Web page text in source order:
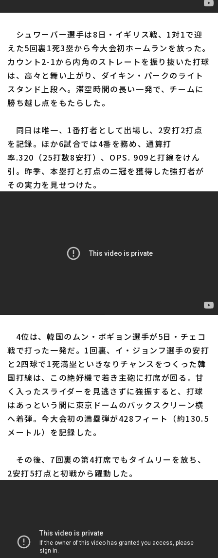
シュワーバー選手は8日・イギリス戦、1対1で迎
えた5回裏1死3塁から今大会初ホームランを放った。
カウント2-1から内角のストレートを振り抜いた打球
は、高々と舞い上がり、ダイキン・パークのライト
スタンド上段へ。滞空時間の長い一発で、チームに
勝ち越し点をもたらした。
同日は唯一、1番打者として出場し、2安打2打点
を記録。ほか6試合では4番を務め、通算打
率.320（25打数8安打）、OPS. 909と打線をけん
引。昨季、本塁打と打点の二冠を獲得した強打者が
その実力を見せつけた。
4位は、韓国のムン・ボギョン選手が5日・チェコ
戦で打った一発だ。1回裏、イ・ジョンフ選手の安打
と2四球で1死満塁といきなりチャンスをつくった韓
国打線は、この絶好機で若き主砲に打席が回る。甘
く入ったスライダーを見逃さずに強振すると、打球
はあっという間に東京ドームのバックスクリーン横
へ着弾。今大会初の満塁弾が428フィート（約130.5
メートル）を記録した。
その後、7回裏の第4打席でもタイムリーを放ち、
2安打5打点と初戦から躍動した。